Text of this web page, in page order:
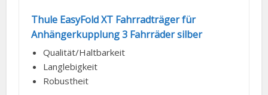
Thule EasyFold XT Fahrradträger für
Anhängerkupplung 3 Fahrräder silber
Qualität/Haltbarkeit
Langlebigkeit
Robustheit